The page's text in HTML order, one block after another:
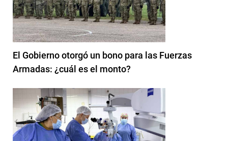
El Gobierno otorgó un bono para las Fuerzas
Armadas: ¿cuál es el monto?